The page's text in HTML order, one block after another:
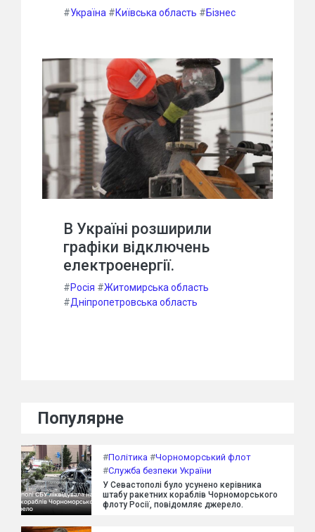
#Україна #Київська область #Бізнес
В Україні розширили
графіки відключень
електроенергії.
#Росія #Житомирська область
#Дніпропетровська область
Популярне
#Політика #Чорноморський флот
#Служба безпеки України
У Севастополі було усунено керівника
штабу ракетних кораблів Чорноморського
флоту Росії, повідомляє джерело.